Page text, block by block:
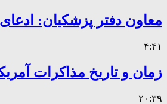
معاون دفتر پزشکیان:
۴:۴۱
زمان و تاریخ مذاکرات
۲۰:۳۹